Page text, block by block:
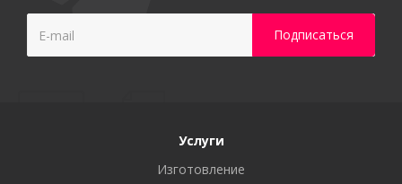
Услуги
Изготовление